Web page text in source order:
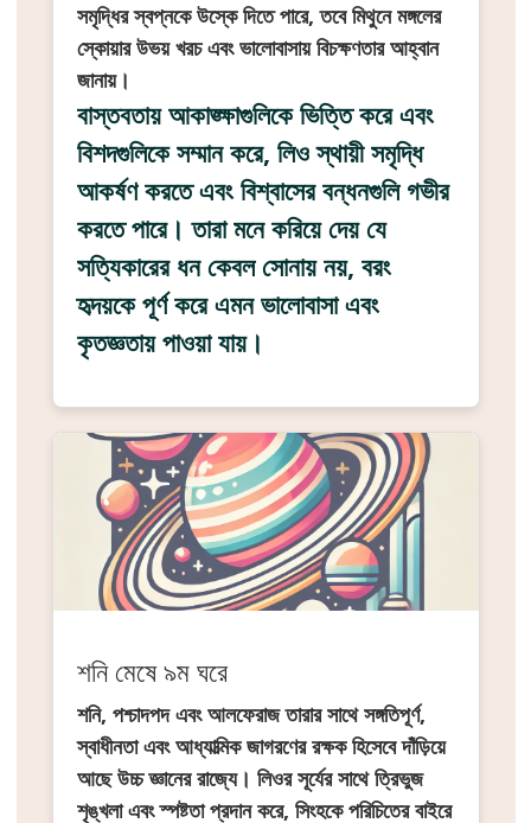
সমৃদ্ধির স্বপ্নকে উস্কে দিতে পারে, তবে মিথুনে মঙ্গলের
স্কোয়ার উভয় খরচ এবং ভালোবাসায় বিচক্ষণতার আহ্বান
জানায়।
বাস্তবতায় আকাঙ্ক্ষাগুলিকে ভিত্তি করে এবং
বিশদগুলিকে সম্মান করে, লিও স্থায়ী সমৃদ্ধি
আকর্ষণ করতে এবং বিশ্বাসের বন্ধনগুলি গভীর
করতে পারে। তারা মনে করিয়ে দেয় যে
সত্যিকারের ধন কেবল সোনায় নয়, বরং
হৃদয়কে পূর্ণ করে এমন ভালোবাসা এবং
কৃতজ্ঞতায় পাওয়া যায়।
শনি মেষে ৯ম ঘরে
শনি, পশ্চাদপদ এবং আলফেরাজ তারার সাথে সঙ্গতিপূর্ণ,
স্বাধীনতা এবং আধ্যাত্মিক জাগরণের রক্ষক হিসেবে দাঁড়িয়ে
আছে উচ্চ জ্ঞানের রাজ্যে। লিওর সূর্যের সাথে ত্রিভুজ
শৃঙ্খলা এবং স্পষ্টতা প্রদান করে, সিংহকে পরিচিতের বাইরে